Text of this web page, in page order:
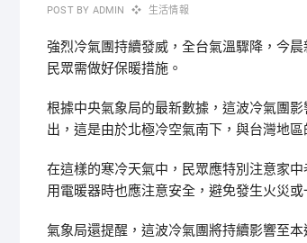
POST BY ADMIN 生活情報
強烈冷氣團持續發威，全台氣溫驟降，今
民眾需做好保暖措施。
根據中央氣象局的最新數據，這波冷氣團
出，這是由於北極冷空氣南下，與台灣地
在這樣的寒冷天氣中，民眾應特別注意家
用電暖器時也應注意安全，避免發生火災或
氣象局還提醒，這波冷氣團將持續影響至